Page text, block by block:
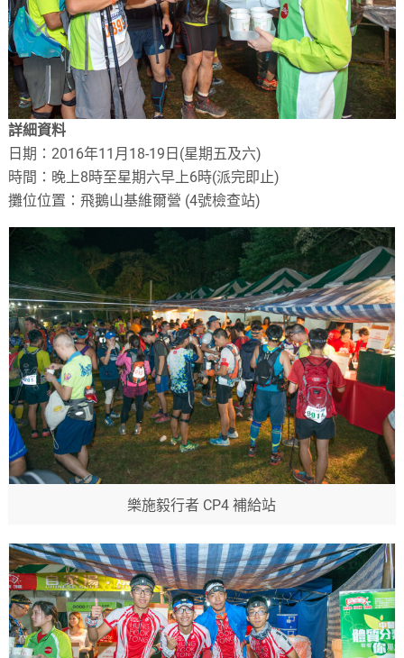
詳細資料
日期：2016年11月18-19日(星期五及六)
時間：晚上8時至星期六早上6時(派完即止)
攤位位置：飛鵝山基維爾營 (4號檢查站)
樂施毅行者 CP4 補給站